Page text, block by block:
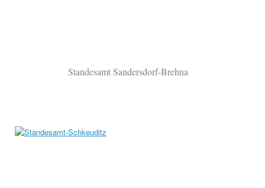
Standesamt Sandersdorf-Brehna